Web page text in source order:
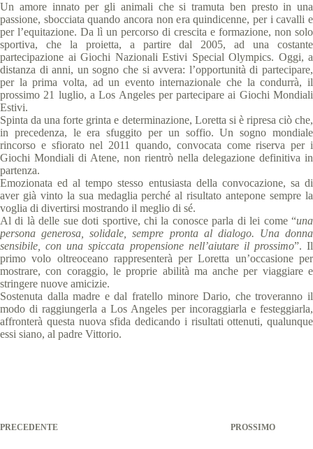
Un amore innato per gli animali che si tramuta ben presto in una
passione, sbocciata quando ancora non era quindicenne, per i cavalli e
per l’equitazione. Da lì un percorso di crescita e formazione, non solo
sportiva, che la proietta, a partire dal 2005, ad una costante
partecipazione ai Giochi Nazionali Estivi Special Olympics. Oggi, a
distanza di anni, un sogno che si avvera: l’opportunità di partecipare,
per la prima volta, ad un evento internazionale che la condurrà, il
prossimo 21 luglio, a Los Angeles per partecipare ai Giochi Mondiali
Estivi.
Spinta da una forte grinta e determinazione, Loretta si è ripresa ciò che,
in precedenza, le era sfuggito per un soffio. Un sogno mondiale
rincorso e sfiorato nel 2011 quando, convocata come riserva per i
Giochi Mondiali di Atene, non rientrò nella delegazione definitiva in
partenza.
Emozionata ed al tempo stesso entusiasta della convocazione, sa di
aver già vinto la sua medaglia perché al risultato antepone sempre la
voglia di divertirsi mostrando il meglio di sé.
Al di là delle sue doti sportive, chi la conosce parla di lei come “una
persona generosa, solidale, sempre pronta al dialogo. Una donna
sensibile, con una spiccata propensione nell’aiutare il prossimo”. Il
primo volo oltreoceano rappresenterà per Loretta un’occasione per
mostrare, con coraggio, le proprie abilità ma anche per viaggiare e
stringere nuove amicizie.
Sostenuta dalla madre e dal fratello minore Dario, che troveranno il
modo di raggiungerla a Los Angeles per incoraggiarla e festeggiarla,
affronterà questa nuova sfida dedicando i risultati ottenuti, qualunque
essi siano, al padre Vittorio.
PRECEDENTE PROSSIMO